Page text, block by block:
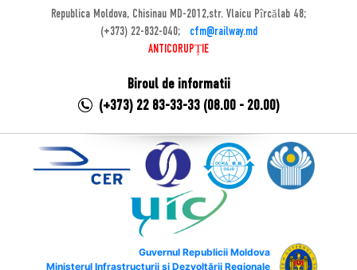
Republica Moldova, Chisinau MD-2012,str. Vlaicu Pîrcălab 48;
(+373) 22-832-040;
cfm@railway.md
ANTICORUPȚIE
Biroul de informatii
(+373) 22 83-33-33 (08.00 - 20.00)
Guvernul Republicii Moldova
Ministerul Infrastructurii și Dezvoltării Regionale